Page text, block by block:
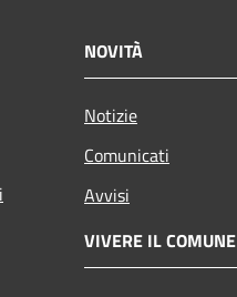
NOVITÀ
Notizie
Comunicati
Avvisi
VIVERE IL COMUNE